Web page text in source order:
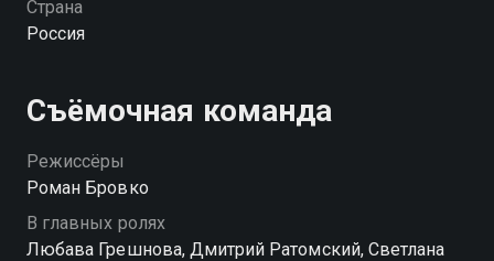
мужа есть любовница, которая ждет от него
героиня остается без средств к существованию, но
самое страшное впереди — суд, который может
оставить Машу с отцом.
Страна
Россия
Съёмочная команда
Режиссёры
Роман Бровко
В главных ролях
Любава Грешнова, Дмитрий Ратомский, Светлана